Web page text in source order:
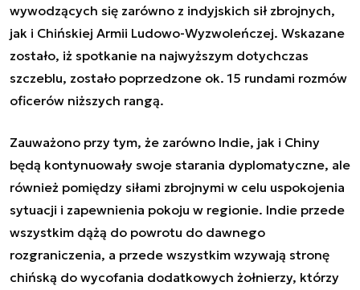
wywodzących się zarówno z indyjskich sił zbrojnych,
jak i Chińskiej Armii Ludowo-Wyzwoleńczej. Wskazane
zostało, iż spotkanie na najwyższym dotychczas
szczeblu, zostało poprzedzone ok. 15 rundami rozmów
oficerów niższych rangą.
Zauważono przy tym, że zarówno Indie, jak i Chiny
będą kontynuowały swoje starania dyplomatyczne, ale
również pomiędzy siłami zbrojnymi w celu uspokojenia
sytuacji i zapewnienia pokoju w regionie. Indie przede
wszystkim dążą do powrotu do dawnego
rozgraniczenia, a przede wszystkim wzywają stronę
chińską do wycofania dodatkowych żołnierzy, którzy